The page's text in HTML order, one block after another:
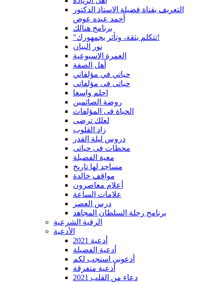
التعريف بقناة فضيلة الاستاذ الدكتور
أحمد عبده عوض
برنامج هنالك
"تتكلم بثقة، وتأثر بجمهورك!
نور البيان
العمرة الاسبوعية
أهل الصفة
حياتي في مؤلفاتي
حياتى فى مؤلفاتى
احلم واسعا
روضة الصائمين
الحياة فى المؤلفات
لعلك ترضى
زاد القلوب
دروس ليلة القدر
محطات فى حياتى
معية الفضيلة
مساجد لها تاريخ
مواقف خالدة
أعلام معاصرون
علامات الساعة
درس العصر
برنامج رحلة السلطان المجاهد
الرقية الشرعية
الأدعية
أدعية 2021
أدعية الفضيلة
أدعوني استجب لكم
أدعية متفرقة
دعاء من القلب 2021